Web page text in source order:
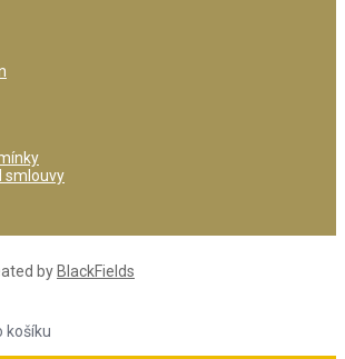
smlouvy
by BlackFields
košíku